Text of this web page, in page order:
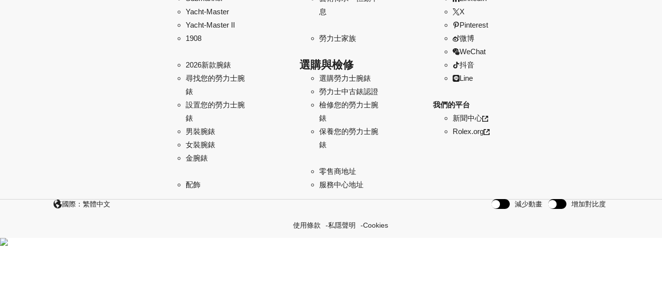
Yacht-Master
Yacht-Master II
1908
2026新款腕錶
尋找您的勞力士腕
錶
設置您的勞力士腕
錶
男裝腕錶
女裝腕錶
金腕錶
配飾
息
勞力士家族
選購與檢修
選購勞力士腕錶
勞力士中古錶認證
檢修您的勞力士腕
錶
保養您的勞力士腕
錶
零售商地址
服務中心地址
X
Pinterest
微博
WeChat
抖音
Line
我們的平台
新聞中心
Rolex.org
國際：繁體中文 減少動畫 增加對比度
使用條款 私隱聲明 Cookies